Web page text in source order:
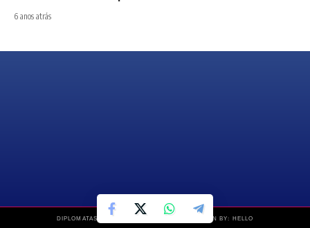
6 anos atrás
DIPLOMATAS NEWS © COPYRIGHT 2019 – DESIGN BY: HELLO